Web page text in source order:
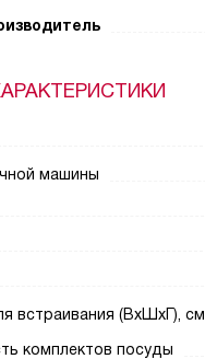
машины
встраивания (ВxШxГ), см
комплектов посуды